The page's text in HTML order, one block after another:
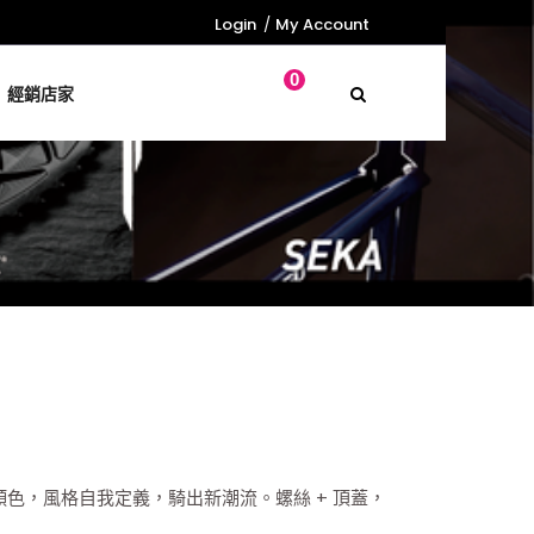
Login My Account
0
經銷店家
，風格自我定義，騎出新潮流。螺絲 + 頂蓋，